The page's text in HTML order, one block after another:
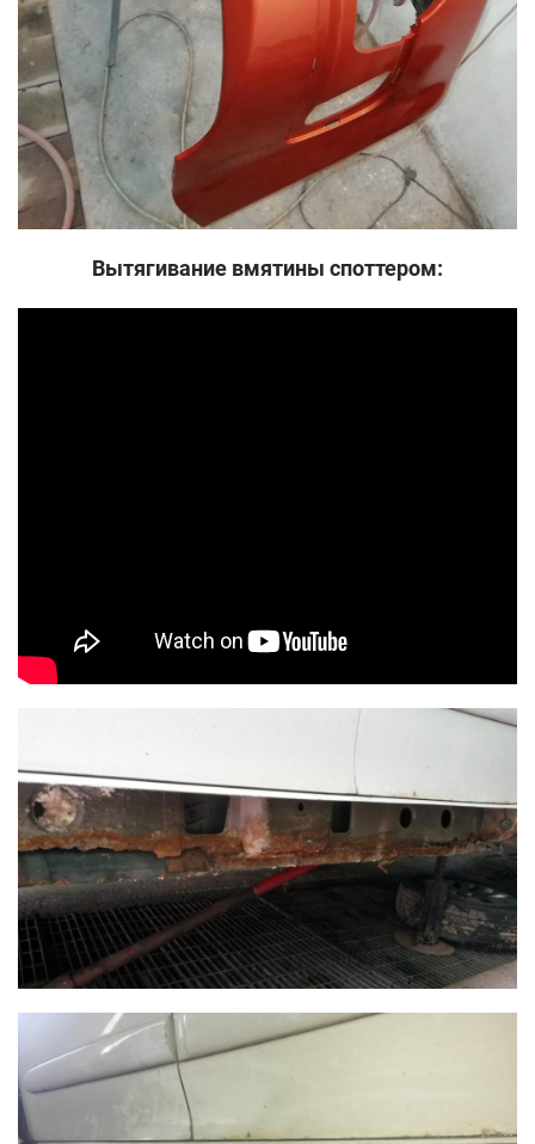
Вытягивание вмятины споттером: